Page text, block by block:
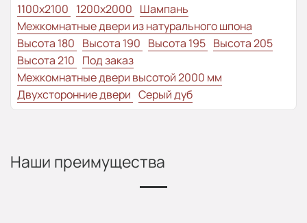
1100x2100 1200x2000 Шампань
Межкомнатные двери из натурального шпона
Высота 180 Высота 190 Высота 195 Высота 205
Высота 210 Под заказ
Межкомнатные двери высотой 2000 мм
Двухсторонние двери Серый дуб
Наши преимущества